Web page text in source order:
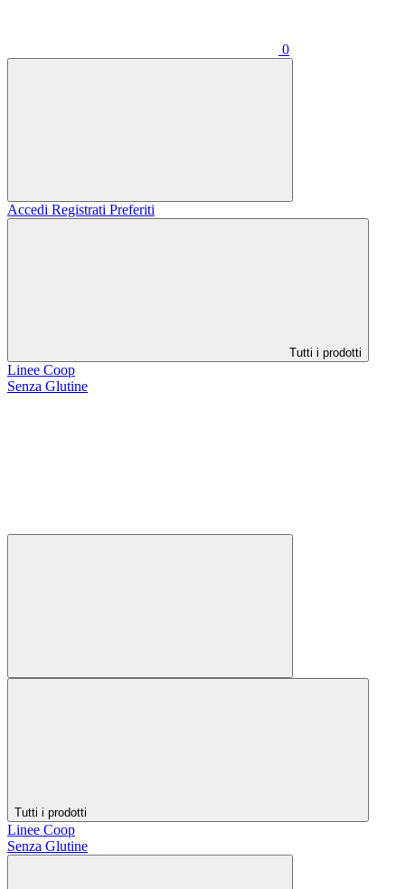
0
Accedi Registrati Preferiti
Tutti i prodotti
Linee Coop
Senza Glutine
Tutti i prodotti
Linee Coop
Senza Glutine